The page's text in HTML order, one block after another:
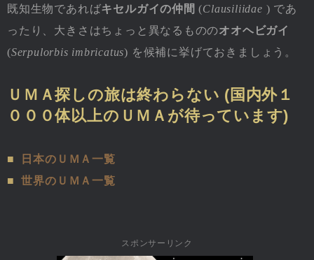
既知生物であればキセルガイの仲間 (Clausiliidae ) であ
ったり、大きさはちょっと異なるもののオオヘビガイ
(Serpulorbis imbricatus) を候補に挙げておきましょう。
ＵＭＡ探しの旅は終わらない (国内外１
０００体以上のＵＭＡが待っています)
■
日本のＵＭＡ一覧
■
世界のＵＭＡ一覧
スポンサーリンク